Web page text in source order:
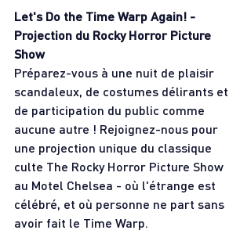
Let's Do the Time Warp Again! -
Projection du Rocky Horror Picture
Show
Préparez-vous à une nuit de plaisir
scandaleux, de costumes délirants et
de participation du public comme
aucune autre ! Rejoignez-nous pour
une projection unique du classique
culte The Rocky Horror Picture Show
au Motel Chelsea - où l'étrange est
célébré, et où personne ne part sans
avoir fait le Time Warp.